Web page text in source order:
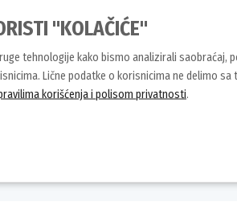
"KOLAČIĆE"
tehnologije kako bismo analizirali saobraćaj,
Lične podatke o korisnicima ne delimo sa
korišćenja i polisom privatnosti.